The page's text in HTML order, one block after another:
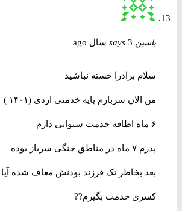
یاسین says 3 سال ago
سلام برادرا خسته نباشید
من الان سربازم پایه خدمتی اردی (۱۴۰۱ )
پدرم ۷ ماه در مناطق جنگی سرباز بوده
کسری خدمت بگیرم??